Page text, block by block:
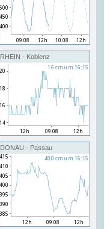
RHEIN - Koblenz
DONAU - Passau